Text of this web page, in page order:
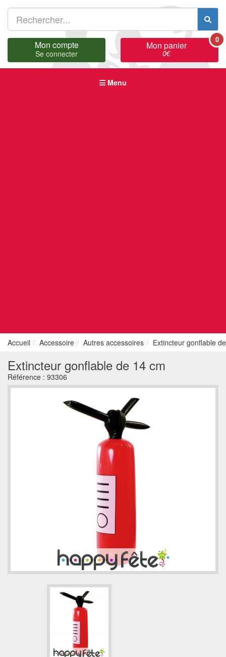
Mon compte
Se connecter
Mon panier
0€
0
Menu
Accueil Accessoire Autres accessoires Extincteur gonflable
Extincteur gonflable de 14 cm
Référence : 93306